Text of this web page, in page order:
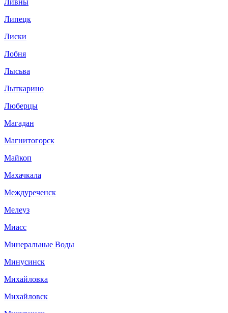
Липецк
Лиски
Лобня
Лысьва
Лыткарино
Люберцы
Магадан
Магнитогорск
Майкоп
Махачкала
Междуреченск
Мелеуз
Миасс
Минеральные Воды
Минусинск
Михайловка
Михайловск